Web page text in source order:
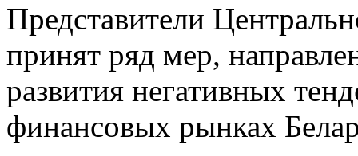
Представители
принят ряд мер,
развития негативных
финансовых рынках